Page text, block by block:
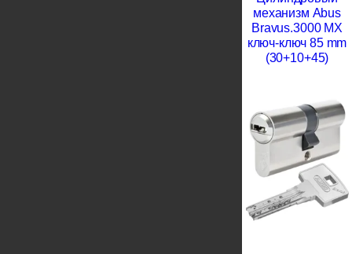
механизм Abus
Bravus.3000 MX
ключ-ключ 85 mm
(30+10+45)